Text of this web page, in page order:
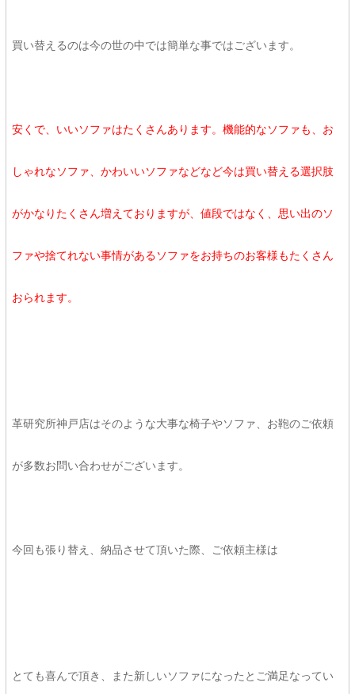
買い替えるのは今の世の中では簡単な事ではございます。
安くで、いいソファはたくさんあります。機能的なソファも、お
しゃれなソファ、かわいいソファなどなど今は買い替える選択肢
がかなりたくさん増えておりますが、値段ではなく、思い出のソ
ファや捨てれない事情があるソファをお持ちのお客様もたくさん
おられます。
革研究所神戸店はそのような大事な椅子やソファ、お鞄のご依頼
が多数お問い合わせがございます。
今回も張り替え、納品させて頂いた際、ご依頼主様は
とても喜んで頂き、また新しいソファになったとご満足なってい